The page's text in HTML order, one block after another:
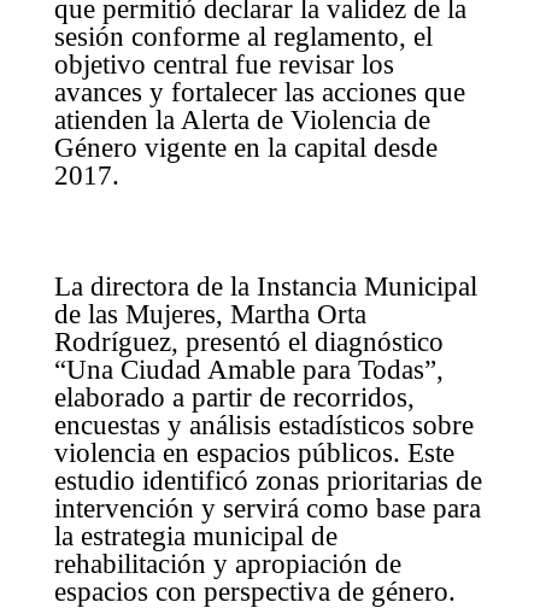
que permitió declarar la validez de la
sesión conforme al reglamento, el
objetivo central fue revisar los
avances y fortalecer las acciones que
atienden la Alerta de Violencia de
Género vigente en la capital desde
2017.
La directora de la Instancia Municipal
de las Mujeres, Martha Orta
Rodríguez, presentó el diagnóstico
“Una Ciudad Amable para Todas”,
elaborado a partir de recorridos,
encuestas y análisis estadísticos sobre
violencia en espacios públicos. Este
estudio identificó zonas prioritarias de
intervención y servirá como base para
la estrategia municipal de
rehabilitación y apropiación de
espacios con perspectiva de género.